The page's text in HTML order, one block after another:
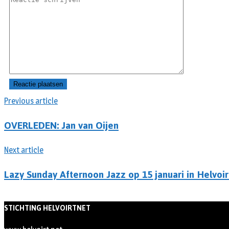
Previous article
OVERLEDEN: Jan van Oijen
Next article
Lazy Sunday Afternoon Jazz op 15 januari in
STICHTING HELVOIRTNET